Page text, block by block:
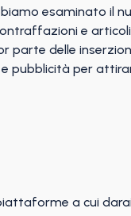
esaminato il
e
parte delle
e pubblicità per
a cui